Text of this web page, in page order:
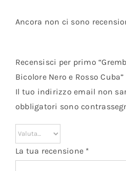
Ancora non ci sono
Recensisci per primo
Bicolore Nero e Rosso Cuba”
Il tuo indirizzo email non
obbligatori sono
La tua recensione *